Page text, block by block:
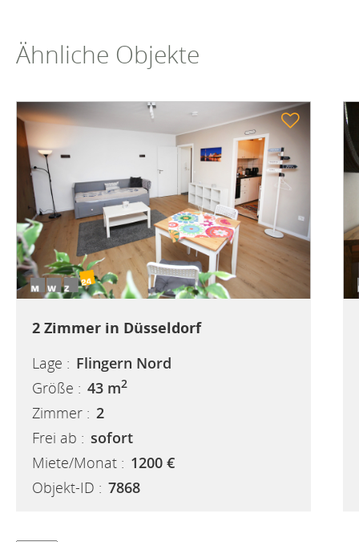
Ähnliche Objekte
2 Zimmer in Düsseldorf
Lage : Flingern Nord
Größe : 43 m2
Zimmer : 2
Frei ab : sofort
Miete/Monat : 1200 €
Objekt-ID : 7868